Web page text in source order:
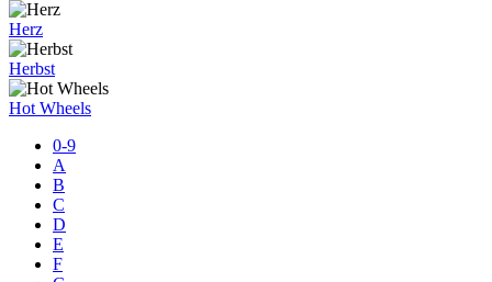
Herz
Herbst
Hot Wheels
0-9
A
B
C
D
E
F